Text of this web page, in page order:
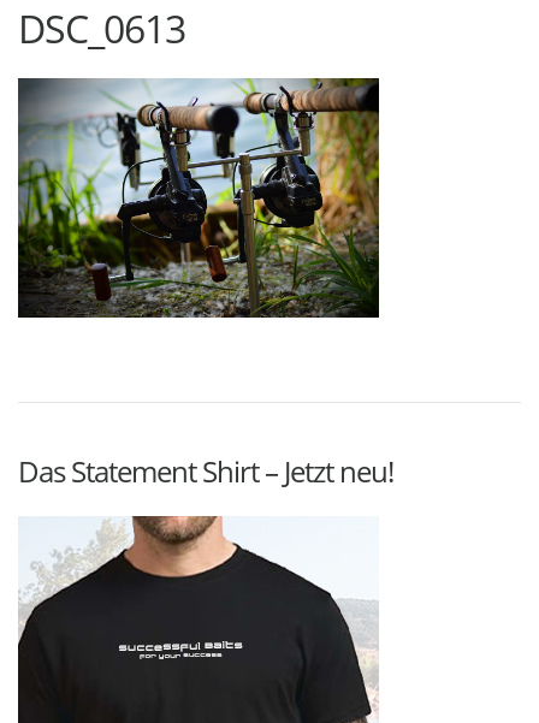
DSC_0613
Das Statement Shirt – Jetzt neu!